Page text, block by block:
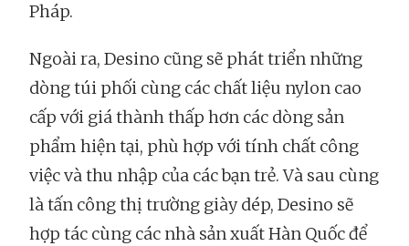
Pháp.
Ngoài ra, Desino cũng sẽ phát triển những
dòng túi phối cùng các chất liệu nylon cao
cấp với giá thành thấp hơn các dòng sản
phẩm hiện tại, phù hợp với tính chất công
việc và thu nhập của các bạn trẻ. Và sau cùng
là tấn công thị trường giày dép, Desino sẽ
hợp tác cùng các nhà sản xuất Hàn Quốc để